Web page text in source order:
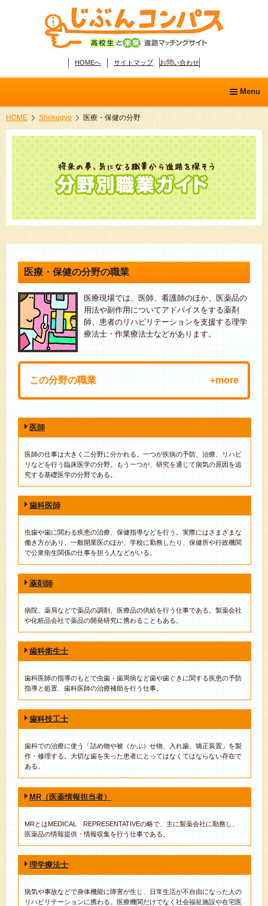
HOMEへ サイトマップ お問い合わせ
Menu
ホーム
学問ディスカバリー
分野別職業ガイド
適性診断
HOME Shokugyo 医療・保健の分野
医療・保健の分野の職業
医療現場では、医師、看護師のほか、医薬品の
用法や副作用についてアドバイスをする薬剤
師、患者のリハビリテーションを支援する理学
療法士・作業療法士などがあります。
この分野の職業
医師 歯科医師 薬剤師 歯科衛生士
歯科技工士
看護師 獣医師
医師
医師の仕事は大きく二分野に分かれる。一つが疾病の予防、治療、リハビ
リなどを行う臨床医学の分野。もう一つが、研究を通じて病気の原因を追
究する基礎医学の分野である。
歯科医師
虫歯や歯に関わる疾患の治療、保健指導などを行う。実際にはさまざまな
働き方があり、一般開業医のほか、学校に勤務したり、保健所や行政機関
で公衆衛生関係の仕事を担う人などがいる。
薬剤師
病院、薬局などで薬品の調剤、医療品の供給を行う仕事である。製薬会社
や化粧品会社で薬品の開発研究に携わることもある。
歯科衛生士
歯科医師の指導のもとで虫歯・歯周病など歯や歯ぐきに関する疾患の予防
指導と処置、歯科医師の治療補助を行う仕事。
歯科技工士
歯科での治療に使う「詰め物や被（かぶ）せ物、入れ歯、矯正装置」を製
作・修理する。大切な歯を失った患者にとってはなくてはならない存在で
ある。
MR（医薬情報担当者）
MRとはMEDICAL REPRESENTATIVEの略で、主に製薬会社に勤務し、
医薬品の情報提供・情報収集を行う仕事である。
理学療法士
病気や事故などで身体機能に障害が生じ、日常生活が不自由になった人の
リハビリテーションに携わる。医療機関だけでなく社会福祉施設や在宅医